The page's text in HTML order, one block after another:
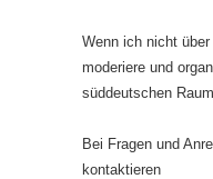
Wenn ich nicht
moderiere und
süddeutschen Raum.
Bei Fragen und
kontaktieren